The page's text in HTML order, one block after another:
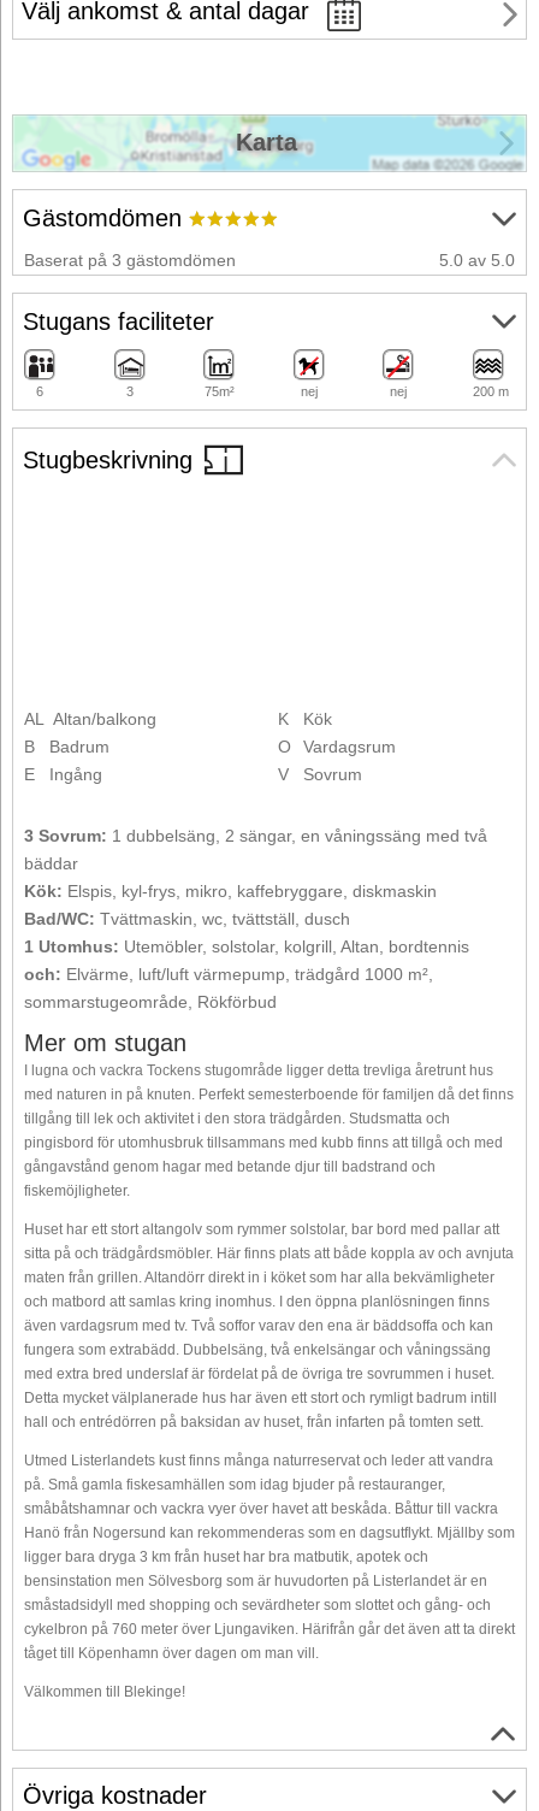
Välj ankomst & antal dagar
Stugbeskrivning
AL
Altan/balkong
B
Badrum
E
Ingång
K
Kök
O
Vardagsrum
V
Sovrum
3 Sovrum: 1 dubbelsäng, 2 sängar, en våningssäng med två
bäddar
Kök: Elspis, kyl-frys, mikro, kaffebryggare, diskmaskin
Bad/WC: Tvättmaskin, wc, tvättställ, dusch
1 Utomhus: Utemöbler, solstolar, kolgrill, Altan, bordtennis
och: Elvärme, luft/luft värmepump, trädgård 1000 m²,
sommarstugeområde, Rökförbud
Mer om stugan
I lugna och vackra Tockens stugområde ligger detta trevliga åretrunt hus
med naturen in på knuten. Perfekt semesterboende för familjen då det finns
tillgång till lek och aktivitet i den stora trädgården. Studsmatta och
pingisbord för utomhusbruk tillsammans med kubb finns att tillgå och med
gångavstånd genom hagar med betande djur till badstrand och
fiskemöjligheter.
Huset har ett stort altangolv som rymmer solstolar, bar bord med pallar att
sitta på och trädgårdsmöbler. Här finns plats att både koppla av och avnjuta
maten från grillen. Altandörr direkt in i köket som har alla bekvämligheter
och matbord att samlas kring inomhus. I den öppna planlösningen finns
även vardagsrum med tv. Två soffor varav den ena är bäddsoffa och kan
fungera som extrabädd. Dubbelsäng, två enkelsängar och våningssäng
med extra bred underslaf är fördelat på de övriga tre sovrummen i huset.
Detta mycket välplanerade hus har även ett stort och rymligt badrum intill
hall och entrédörren på baksidan av huset, från infarten på tomten sett.
Utmed Listerlandets kust finns många naturreservat och leder att vandra
på. Små gamla fiskesamhällen som idag bjuder på restauranger,
småbåtshamnar och vackra vyer över havet att beskåda. Båttur till vackra
Hanö från Nogersund kan rekommenderas som en dagsutflykt. Mjällby som
ligger bara dryga 3 km från huset har bra matbutik, apotek och
bensinstation men Sölvesborg som är huvudorten på Listerlandet är en
småstadsidyll med shopping och sevärdheter som slottet och gång- och
cykelbron på 760 meter över Ljungaviken. Härifrån går det även att ta direkt
tåget till Köpenhamn över dagen om man vill.
Välkommen till Blekinge!
Gästomdömen
Baserat på 3 gästomdömen 5.0 av 5.0
Stugans faciliteter
6 3 75m² nej nej 200 m
Övriga kostnader
Karta